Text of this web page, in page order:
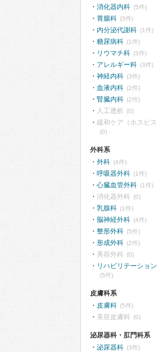
消化器内科 (5件)
胃腸科 (3件)
内分泌代謝科 (1件)
糖尿病科 (1件)
リウマチ科 (3件)
アレルギー科 (3件)
神経内科 (3件)
血液内科 (2件)
腎臓内科 (2件)
人工透析 (0)
緩和ケア（ホスピス
(0)
外科系
外科 (4件)
呼吸器外科 (1件)
心臓血管外科 (1件)
消化器外科 (0)
乳腺科 (1件)
脳神経外科 (4件)
整形外科 (5件)
形成外科 (2件)
美容外科 (0)
リハビリテーショ
(5件)
皮膚科系
皮膚科 (5件)
美容皮膚科 (0)
泌尿器科・肛門科系
泌尿器科 (3件)